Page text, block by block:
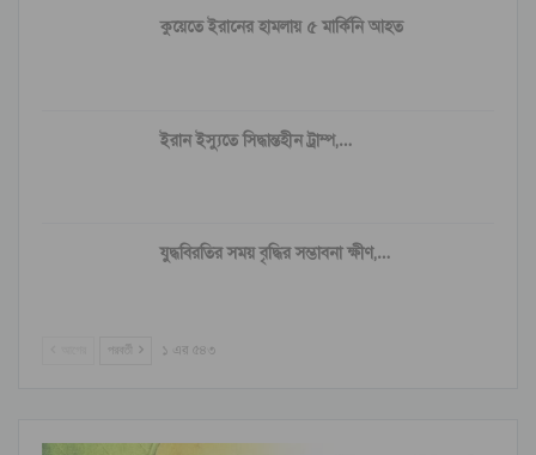
কুয়েতে ইরানের হামলায় ৫ মার্কিনি আহত
ইরান ইস্যুতে সিদ্ধান্তহীন ট্রাম্প,…
যুদ্ধবিরতির সময় বৃদ্ধির সম্ভাবনা ক্ষীণ,…
পরবর্তী ১ এর ৫৪৩